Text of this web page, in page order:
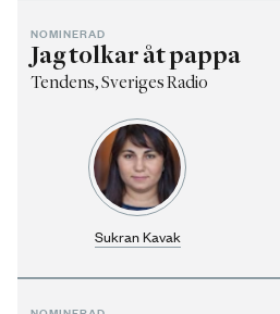
NOMINERAD
Jag tolkar åt pappa
Tendens, Sveriges Radio
Sukran Kavak